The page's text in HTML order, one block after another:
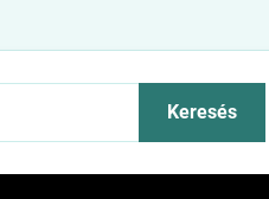
Keresés